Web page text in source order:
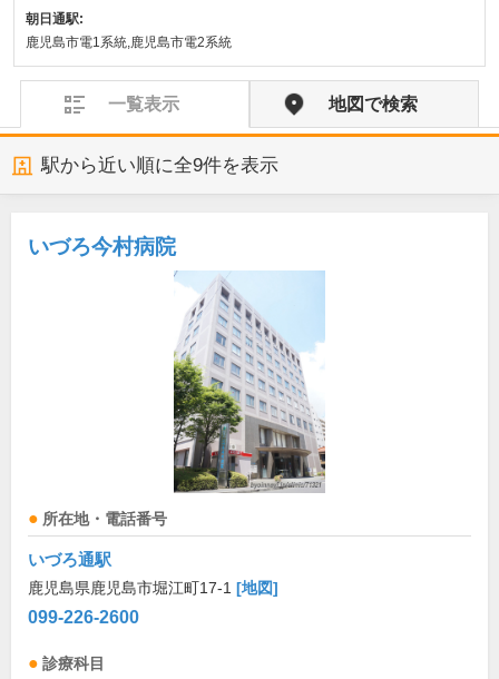
朝日通駅:
鹿児島市電1系統,鹿児島市電2系統
一覧表示 地図で検索
駅から近い順に全9件を表示
いづろ今村病院
所在地・電話番号
いづろ通駅
鹿児島県鹿児島市堀江町17-1 [地図]
099-226-2600
診療科目